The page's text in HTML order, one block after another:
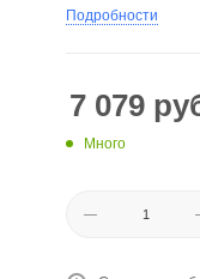
Подробности
7 079
Много